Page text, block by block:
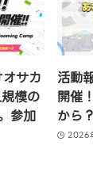
サカ
模の
参加
活動
開催
から
2026